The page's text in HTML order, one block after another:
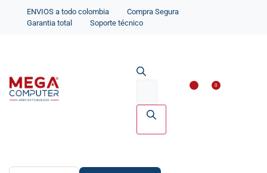
ENVIOS a todo colombia
Compra Segura
Garantia total
Soporte técnico
0